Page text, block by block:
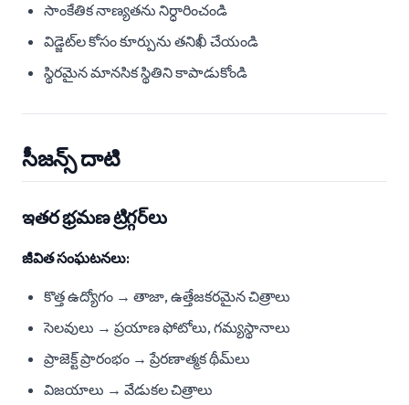
సాంకేతిక నాణ్యతను నిర్ధారించండి
విడ్జెట్‌ల కోసం కూర్పును తనిఖీ చేయండి
స్థిరమైన మానసిక స్థితిని కాపాడుకోండి
సీజన్స్ దాటి
ఇతర భ్రమణ ట్రిగ్గర్‌లు
జీవిత సంఘటనలు:
కొత్త ఉద్యోగం → తాజా, ఉత్తేజకరమైన చిత్రాలు
సెలవులు → ప్రయాణ ఫోటోలు, గమ్యస్థానాలు
ప్రాజెక్ట్ ప్రారంభం → ప్రేరణాత్మక థీమ్‌లు
విజయాలు → వేడుకల చిత్రాలు